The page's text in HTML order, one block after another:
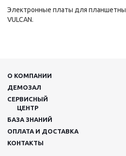
Электронные платы для
VULCAN.
О КОМПАНИИ
ДЕМОЗАЛ
СЕРВИСНЫЙ
ЦЕНТР
БАЗА ЗНАНИЙ
ОПЛАТА И ДОСТАВКА
КОНТАКТЫ